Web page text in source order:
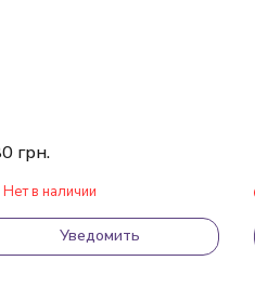
грн.
Нет в наличии
Уведомить